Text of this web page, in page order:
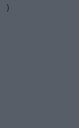
)